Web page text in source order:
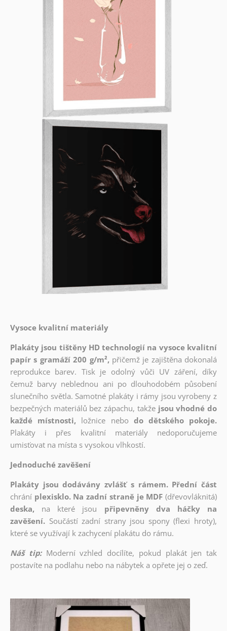
Vysoce kvalitní materiály
Plakáty jsou tištěny HD technologií na vysoce kvalitní
papír s gramáží 200 g/m², přičemž je zajištěna dokonalá
reprodukce barev. Tisk je odolný vůči UV záření, díky
čemuž barvy neblednou ani po dlouhodobém působení
slunečního světla. Samotné plakáty i rámy jsou vyrobeny z
bezpečných materiálů bez zápachu, takže jsou vhodné do
každé místnosti, ložnice nebo do dětského pokoje.
Plakáty i přes kvalitní materiály nedoporučujeme
umisťovat na místa s vysokou vlhkostí.
Jednoduché zavěšení
Plakáty jsou dodávány zvlášť s rámem. Přední část
chrání plexisklo. Na zadní straně je MDF (dřevovláknitá)
deska,
na které jsou
připevněny dva háčky na
zavěšení. Součástí zadní strany jsou spony (flexi hroty),
které se využívají k zachycení plakátu do rámu.
Náš tip: Moderní vzhled docílíte, pokud plakát jen tak
postavíte na podlahu nebo na nábytek a opřete jej o zeď.